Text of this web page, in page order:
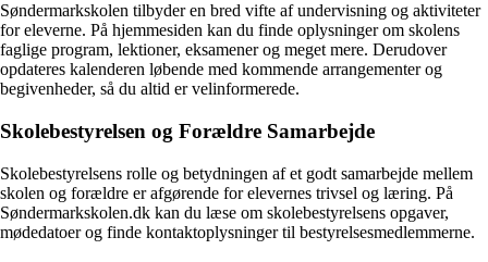
Søndermarkskolen tilbyder en bred vifte af undervisning og aktiviteter
for eleverne. På hjemmesiden kan du finde oplysninger om skolens
faglige program, lektioner, eksamener og meget mere. Derudover
opdateres kalenderen løbende med kommende arrangementer og
begivenheder, så du altid er velinformerede.
Skolebestyrelsen og Forældre Samarbejde
Skolebestyrelsens rolle og betydningen af et godt samarbejde mellem
skolen og forældre er afgørende for elevernes trivsel og læring. På
Søndermarkskolen.dk kan du læse om skolebestyrelsens opgaver,
mødedatoer og finde kontaktoplysninger til bestyrelsesmedlemmerne.